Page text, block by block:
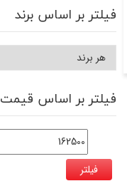
فیلتر بر اساس برند
فیلتر بر اساس قیمت
فیلتر